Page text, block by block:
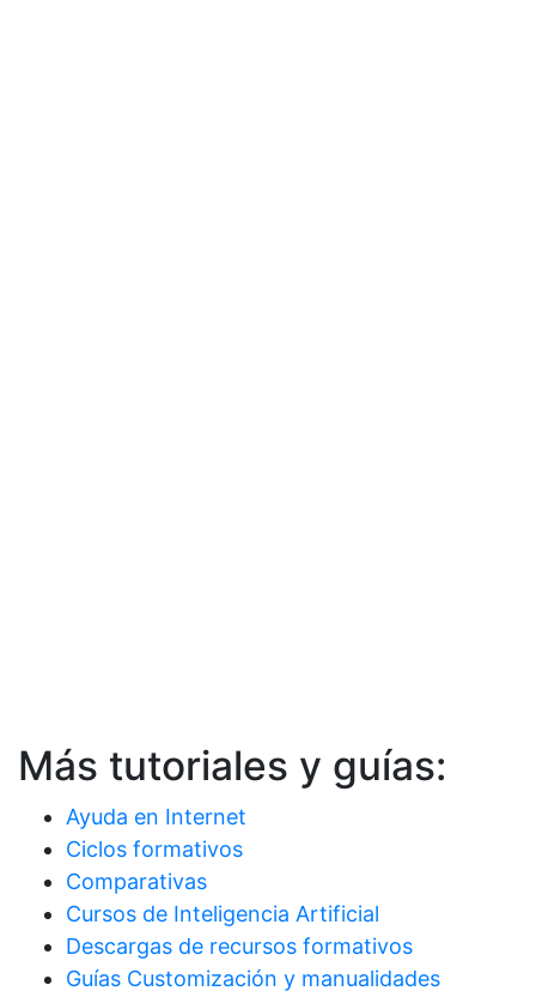
Más tutoriales y guías:
Ayuda en Internet
Ciclos formativos
Comparativas
Cursos de Inteligencia Artificial
Descargas de recursos formativos
Guías Customización y manualidades